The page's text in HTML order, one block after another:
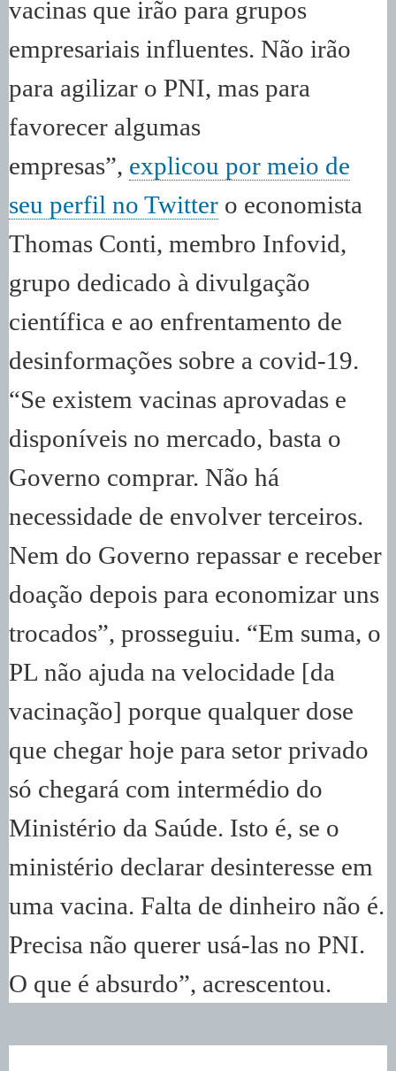
vacinas que irão para grupos
empresariais influentes. Não irão
para agilizar o PNI, mas para
favorecer algumas
empresas”, explicou por meio de
seu perfil no Twitter o economista
Thomas Conti, membro Infovid,
grupo dedicado à divulgação
científica e ao enfrentamento de
desinformações sobre a covid-19.
“Se existem vacinas aprovadas e
disponíveis no mercado, basta o
Governo comprar. Não há
necessidade de envolver terceiros.
Nem do Governo repassar e receber
doação depois para economizar uns
trocados”, prosseguiu. “Em suma, o
PL não ajuda na velocidade [da
vacinação] porque qualquer dose
que chegar hoje para setor privado
só chegará com intermédio do
Ministério da Saúde. Isto é, se o
ministério declarar desinteresse em
uma vacina. Falta de dinheiro não é.
Precisa não querer usá-las no PNI.
O que é absurdo”, acrescentou.